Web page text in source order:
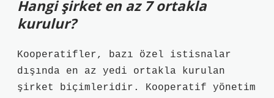
Hangi şirket en az 7 ortakla
kurulur?
Kooperatifler, bazı özel istisnalar
dışında en az yedi ortakla kurulan
şirket biçimleridir. Kooperatif yönetim